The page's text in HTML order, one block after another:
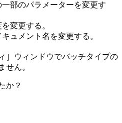
部のパラメーターを変更す
変更する。
ュメント名を変更する。
］ウィンドウでバッチタイプの
せん。
か？